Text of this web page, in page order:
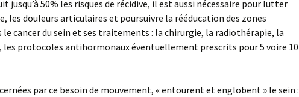
jusqu’à 50% les risques de récidive, il est aussi nécessaire pour lutter
les douleurs articulaires et poursuivre la rééducation des zones
le cancer du sein et ses traitements : la chirurgie, la radiothérapie, la
protocoles antihormonaux éventuellement prescrits pour 5 voire 10
par ce besoin de mouvement, « entourent et englobent » le sein :